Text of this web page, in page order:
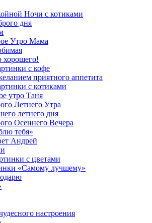
Ночи с котиками
дня
Утро Мама
хорошего!
с кофе
приятного аппетита
с котиками
утро Таня
Летнего Утра
летнего дня
Осеннего Вечера
тебя»
Андрей
с цветами
«Самому лучшему»
настроения